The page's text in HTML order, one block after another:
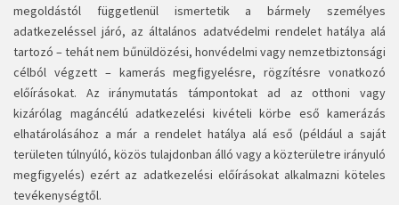
megoldástól függetlenül ismertetik a bármely személyes
adatkezeléssel járó, az általános adatvédelmi rendelet hatálya alá
tartozó – tehát nem bűnüldözési, honvédelmi vagy nemzetbiztonsági
célból végzett – kamerás megfigyelésre, rögzítésre vonatkozó
előírásokat. Az iránymutatás támpontokat ad az otthoni vagy
kizárólag magáncélú adatkezelési kivételi körbe eső kamerázás
elhatárolásához a már a rendelet hatálya alá eső (például a saját
területen túlnyúló, közös tulajdonban álló vagy a közterületre irányuló
megfigyelés) ezért az adatkezelési előírásokat alkalmazni köteles
tevékenységtől.